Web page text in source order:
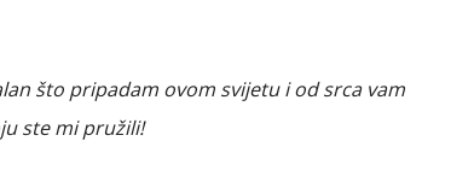
što pripadam ovom svijetu i od srca vam
ste mi pružili!